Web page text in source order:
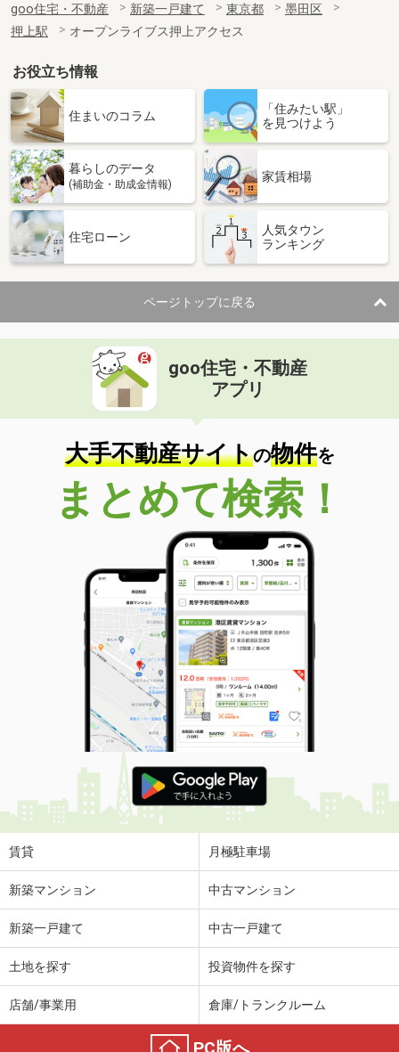
goo住宅・不動産 新築一戸建て 東京都
墨田区
押上駅
オープンライブス押上アクセス
お役立ち情報
住まいのコラム
「住みたい駅」
を見つけよう
暮らしのデータ
(補助金・助成金情報)
家賃相場
住宅ローン
人気タウン
ランキング
ページトップに戻る
goo住宅・不動産
アプリ
大手不動産サイトの物件を
まとめて検索！
賃貸 月極駐車場
新築マンション 中古マンション
新築一戸建て 中古一戸建て
土地を探す 投資物件を探す
店舗/事業用 倉庫/トランクルーム